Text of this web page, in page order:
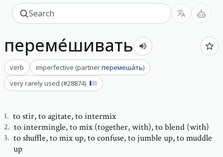
переме́шивать
verb imperfective (partnerперемеша́ть)
very rarely used (#28874)
1. to stir,to agitate, to intermix
2. to intermingle,to mix (together, with), to blend (with)
3. to shuffle,to mix up, to confuse, to jumble up, to muddle
up